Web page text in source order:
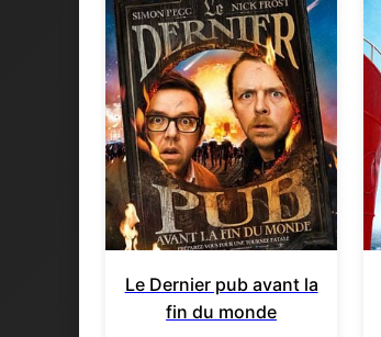
Le Dernier pub avant la
fin du monde